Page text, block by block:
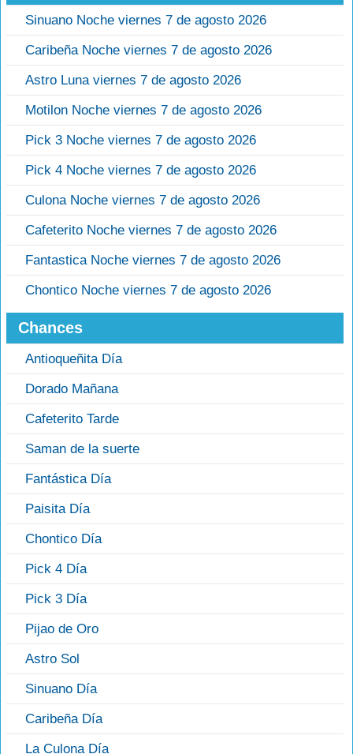
Sinuano Noche viernes 7 de agosto 2026
Caribeña Noche viernes 7 de agosto 2026
Astro Luna viernes 7 de agosto 2026
Motilon Noche viernes 7 de agosto 2026
Pick 3 Noche viernes 7 de agosto 2026
Pick 4 Noche viernes 7 de agosto 2026
Culona Noche viernes 7 de agosto 2026
Cafeterito Noche viernes 7 de agosto 2026
Fantastica Noche viernes 7 de agosto 2026
Chontico Noche viernes 7 de agosto 2026
Chances
Antioqueñita Día
Dorado Mañana
Cafeterito Tarde
Saman de la suerte
Fantástica Día
Paisita Día
Chontico Día
Pick 4 Día
Pick 3 Día
Pijao de Oro
Astro Sol
Sinuano Día
Caribeña Día
La Culona Día